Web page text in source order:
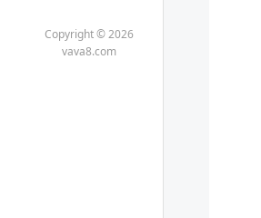
Copyright © 2026
vava8.com